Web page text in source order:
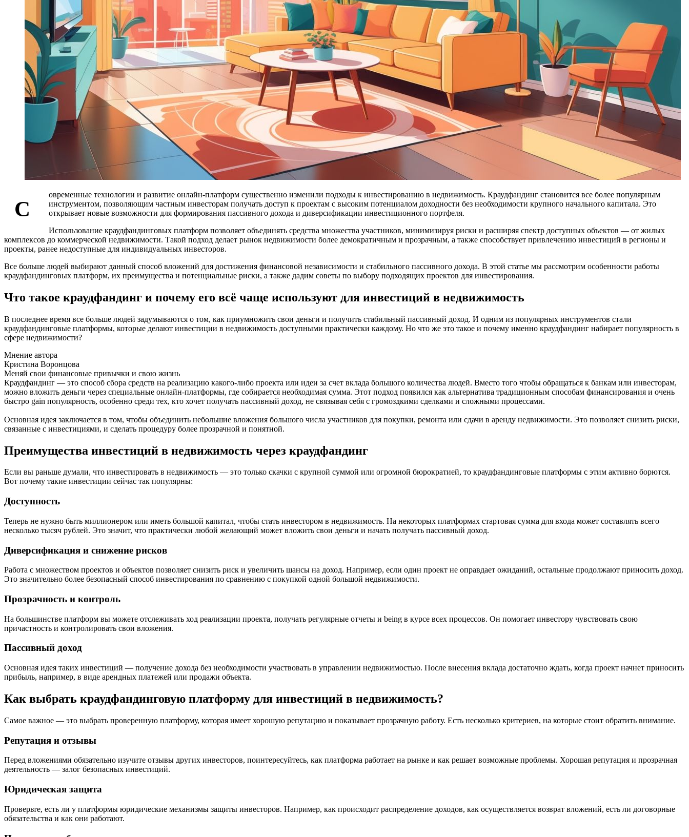
С
овременные технологии и развитие онлайн-платформ существенно изменили подходы к инвестированию в недвижимость. Краудфандинг становится все более популярным
инструментом, позволяющим частным инвесторам получать доступ к проектам с высоким потенциалом доходности без необходимости крупного начального капитала. Это
открывает новые возможности для формирования пассивного дохода и диверсификации инвестиционного портфеля.
Использование краудфандинговых платформ позволяет объединять средства множества участников, минимизируя риски и расширяя спектр доступных объектов — от жилых
комплексов до коммерческой недвижимости. Такой подход делает рынок недвижимости более демократичным и прозрачным, а также способствует привлечению инвестиций в регионы и
проекты, ранее недоступные для индивидуальных инвесторов.
Все больше людей выбирают данный способ вложений для достижения финансовой независимости и стабильного пассивного дохода. В этой статье мы рассмотрим особенности работы
краудфандинговых платформ, их преимущества и потенциальные риски, а также дадим советы по выбору подходящих проектов для инвестирования.
Что такое краудфандинг и почему его всё чаще используют для инвестиций в недвижимость
В последнее время все больше людей задумываются о том, как приумножить свои деньги и получить стабильный пассивный доход. И одним из популярных инструментов стали
краудфандинговые платформы, которые делают инвестиции в недвижимость доступными практически каждому. Но что же это такое и почему именно краудфандинг набирает популярность в
сфере недвижимости?
Мнение автора
Кристина Воронцова
Меняй свои финансовые привычки и свою жизнь
Краудфандинг — это способ сбора средств на реализацию какого-либо проекта или идеи за счет вклада большого количества людей. Вместо того чтобы обращаться к банкам или инвесторам,
можно вложить деньги через специальные онлайн-платформы, где собирается необходимая сумма. Этот подход появился как альтернатива традиционным способам финансирования и очень
быстро gain популярность, особенно среди тех, кто хочет получать пассивный доход, не связывая себя с громоздкими сделками и сложными процессами.
Основная идея заключается в том, чтобы объединить небольшие вложения большого числа участников для покупки, ремонта или сдачи в аренду недвижимости. Это позволяет снизить риски,
связанные с инвестициями, и сделать процедуру более прозрачной и понятной.
Преимущества инвестиций в недвижимость через краудфандинг
Если вы раньше думали, что инвестировать в недвижимость — это только скачки с крупной суммой или огромной бюрократией, то краудфандинговые платформы с этим активно борются.
Вот почему такие инвестиции сейчас так популярны:
Доступность
Теперь не нужно быть миллионером или иметь большой капитал, чтобы стать инвестором в недвижимость. На некоторых платформах стартовая сумма для входа может составлять всего
несколько тысяч рублей. Это значит, что практически любой желающий может вложить свои деньги и начать получать пассивный доход.
Диверсификация и снижение рисков
Работа с множеством проектов и объектов позволяет снизить риск и увеличить шансы на доход. Например, если один проект не оправдает ожиданий, остальные продолжают приносить доход.
Это значительно более безопасный способ инвестирования по сравнению с покупкой одной большой недвижимости.
Прозрачность и контроль
На большинстве платформ вы можете отслеживать ход реализации проекта, получать регулярные отчеты и being в курсе всех процессов. Он помогает инвестору чувствовать свою
причастность и контролировать свои вложения.
Пассивный доход
Основная идея таких инвестиций — получение дохода без необходимости участвовать в управлении недвижимостью. После внесения вклада достаточно ждать, когда проект начнет приносить
прибыль, например, в виде арендных платежей или продажи объекта.
Как выбрать краудфандинговую платформу для инвестиций в недвижимость?
Самое важное — это выбрать проверенную платформу, которая имеет хорошую репутацию и показывает прозрачную работу. Есть несколько критериев, на которые стоит обратить внимание.
Репутация и отзывы
Перед вложениями обязательно изучите отзывы других инвесторов, поинтересуйтесь, как платформа работает на рынке и как решает возможные проблемы. Хорошая репутация и прозрачная
деятельность — залог безопасных инвестиций.
Юридическая защита
Проверьте, есть ли у платформы юридические механизмы защиты инвесторов. Например, как происходит распределение доходов, как осуществляется возврат вложений, есть ли договорные
обязательства и как они работают.